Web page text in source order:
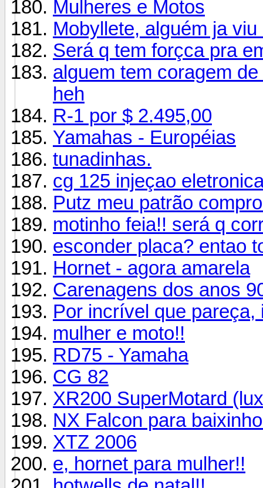
Mulheres e Motos
Mobyllete, alguém ja
Será q tem forçca pra
alguem tem coragem
heh
R-1 por $ 2.495,00
Yamahas - Européias
tunadinhas.
cg 125 injeçao
Putz meu patrão
motinho feia!! será q
esconder placa? entao
Hornet - agora amarela
Carenagens dos anos
Por incrível que pareça,
mulher e moto!!
RD75 - Yamaha
CG 82
XR200 SuperMotard
NX Falcon para
XTZ 2006
e, hornet para mulher!!